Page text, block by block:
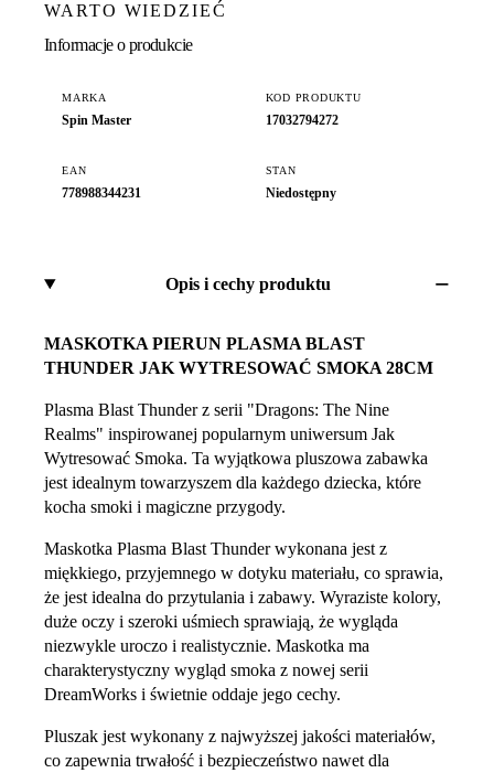
WARTO WIEDZIEĆ
Informacje o produkcie
MARKA
Spin Master
KOD PRODUKTU
17032794272
EAN
778988344231
STAN
Niedostępny
Opis i cechy produktu
MASKOTKA PIERUN PLASMA BLAST
THUNDER JAK WYTRESOWAĆ SMOKA 28CM
Plasma Blast Thunder z serii "Dragons: The Nine
Realms" inspirowanej popularnym uniwersum Jak
Wytresować Smoka. Ta wyjątkowa pluszowa zabawka
jest idealnym towarzyszem dla każdego dziecka, które
kocha smoki i magiczne przygody.
Maskotka Plasma Blast Thunder wykonana jest z
miękkiego, przyjemnego w dotyku materiału, co sprawia,
że jest idealna do przytulania i zabawy. Wyraziste kolory,
duże oczy i szeroki uśmiech sprawiają, że wygląda
niezwykle uroczo i realistycznie. Maskotka ma
charakterystyczny wygląd smoka z nowej serii
DreamWorks i świetnie oddaje jego cechy.
Pluszak jest wykonany z najwyższej jakości materiałów,
co zapewnia trwałość i bezpieczeństwo nawet dla